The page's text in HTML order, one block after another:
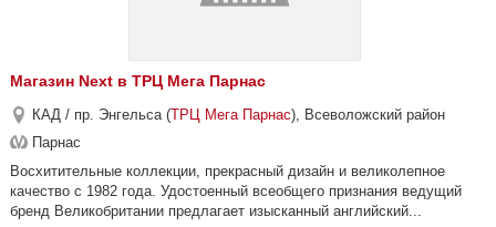
Магазин Next в ТРЦ Мега Парнас
КАД / пр. Энгельса (ТРЦ Мега Парнас), Всеволожский район
Парнас
Восхитительные коллекции, прекрасный дизайн и великолепное
качество с 1982 года. Удостоенный всеобщего признания ведущий
бренд Великобритании предлагает изысканный английский...